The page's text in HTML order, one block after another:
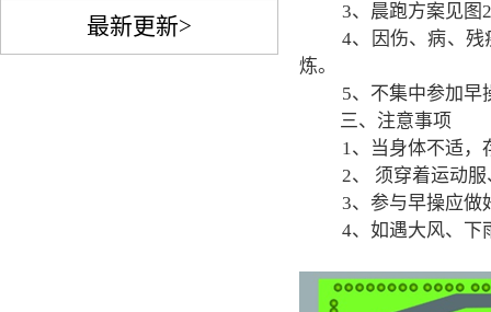
最新更新>
3、晨跑方案见图
4、
因伤、病、
炼。
5、不集中参加早
三、注意事项
1、当身体不适，
2、 须穿着运动
3、参与早操应做
4、如遇大风、下